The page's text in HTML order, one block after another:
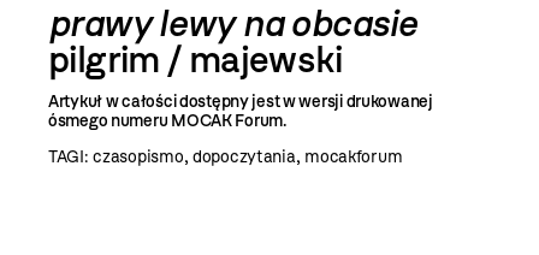
prawy lewy na obcasie
pilgrim / majewski
Artykuł w całości dostępny jest w wersji drukowanej
ósmego numeru MOCAK Forum.
TAGI:czasopismo, dopoczytania, mocakforum